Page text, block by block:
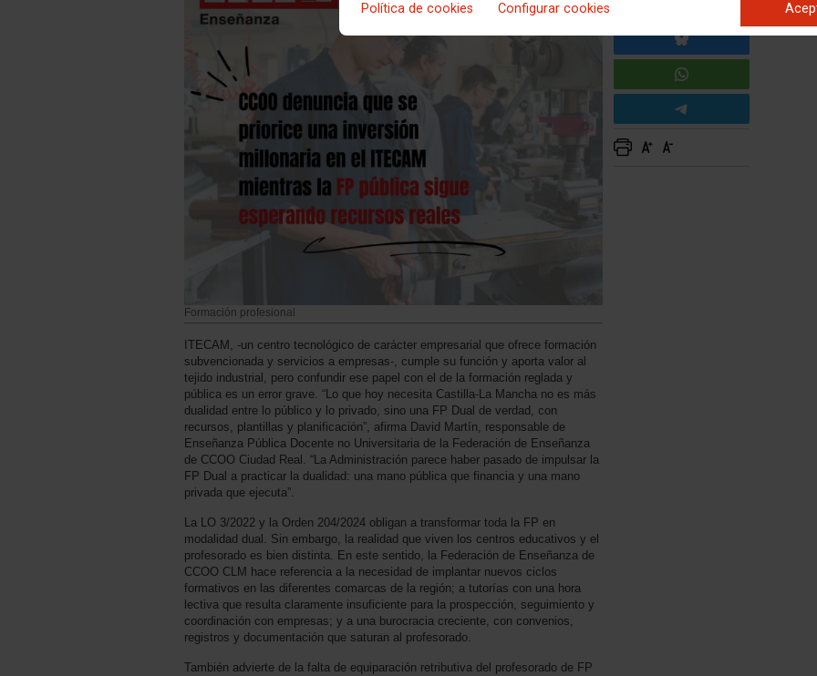
Política de cookies Configurar cookies
Formación profesional
ITECAM, -un centro tecnológico de carácter empresarial que ofrece formación
subvencionada y servicios a empresas-, cumple su función y aporta valor al
tejido industrial, pero confundir ese papel con el de la formación reglada y
pública es un error grave. “Lo que hoy necesita Castilla-La Mancha no es más
dualidad entre lo público y lo privado, sino una FP Dual de verdad, con
recursos, plantillas y planificación”, afirma David Martín, responsable de
Enseñanza Pública Docente no Universitaria de la Federación de Enseñanza
de CCOO Ciudad Real. “La Administración parece haber pasado de impulsar la
FP Dual a practicar la dualidad: una mano pública que financia y una mano
privada que ejecuta”.
La LO 3/2022 y la Orden 204/2024 obligan a transformar toda la FP en
modalidad dual. Sin embargo, la realidad que viven los centros educativos y el
profesorado es bien distinta. En este sentido, la Federación de Enseñanza de
CCOO CLM hace referencia a la necesidad de implantar nuevos ciclos
formativos en las diferentes comarcas de la región; a tutorías con una hora
lectiva que resulta claramente insuficiente para la prospección, seguimiento y
coordinación con empresas; y a una burocracia creciente, con convenios,
registros y documentación que saturan al profesorado.
También advierte de la falta de equiparación retributiva del profesorado de FP